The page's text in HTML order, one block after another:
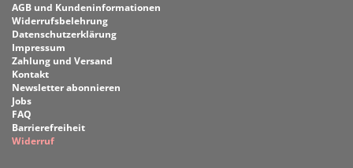
AGB und Kundeninformationen
Widerrufsbelehrung
Datenschutzerklärung
Impressum
Zahlung und Versand
Kontakt
Newsletter abonnieren
Jobs
FAQ
Barrierefreiheit
Widerruf